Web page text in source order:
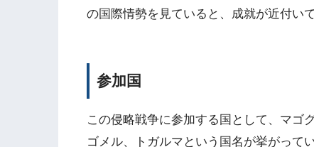
の国際情勢を見ていると、成就が近付い
参加国
この侵略戦争に参加する国として、マゴ
ゴメル、トガルマという国名が挙がって